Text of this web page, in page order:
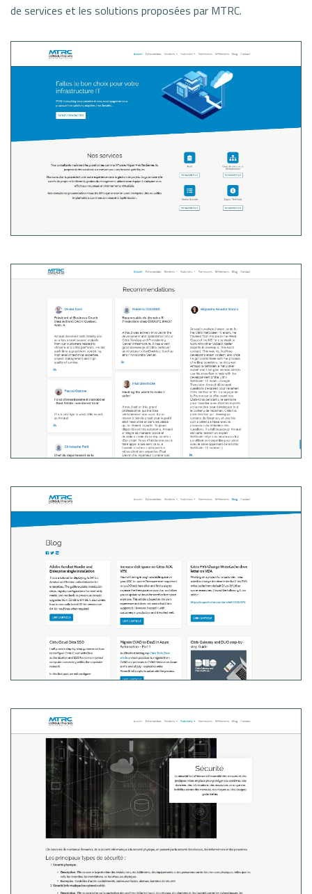
de services et les solutions proposées par MTRC.